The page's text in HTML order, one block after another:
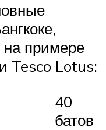
на примере
Tesco Lotus:
40
батов